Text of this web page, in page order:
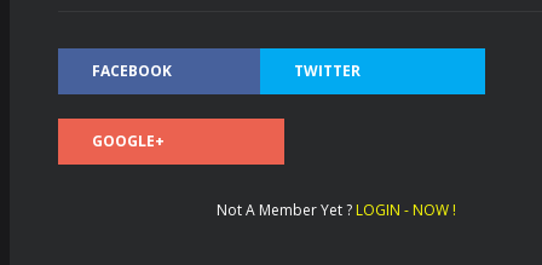
FACEBOOK TWITTER
GOOGLE+
Not A Member Yet ? LOGIN - NOW !